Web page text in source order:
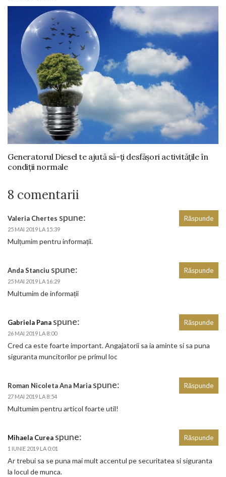
Generatorul Diesel te ajută să-ți desfășori activitățile în
condiții normale
8 comentarii
Valeria Chertes spune:
25 MAI 2019 LA 15:39
Mulțumim pentru informații.
Răspunde
Anda Stanciu spune:
25 MAI 2019 LA 16:29
Multumim de informații
Răspunde
Gabriela Pana spune:
26 MAI 2019 LA 8:00
Cred ca este foarte important. Angajatorii sa ia aminte si sa puna
siguranta muncitorilor pe primul loc
Răspunde
Roman Nicoleta Ana Maria spune:
27 MAI 2019 LA 8:54
Multumim pentru articol foarte util!
Răspunde
Mihaela Curea spune:
1 IUNIE 2019 LA 0:01
Ar trebui sa se puna mai mult accentul pe securitatea si siguranta
la locul de munca.
Răspunde